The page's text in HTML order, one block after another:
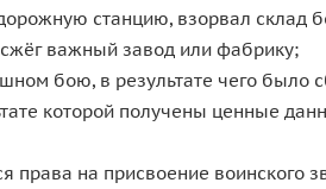
станцию, взорвал склад
важный завод или фабрику;
бою, в результате чего было
которой получены ценные
права на присвоение воинского